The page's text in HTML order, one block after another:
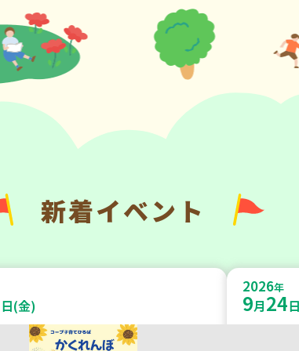
新着イベント
日(金)
2026年
9月24